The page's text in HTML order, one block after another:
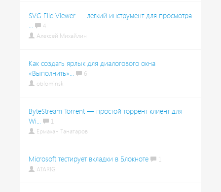
SVG File Viewer — лёгкий инструмент для просмотра
...
4
Алексей Михайлин
Как создать ярлык для диалогового окна
«Выполнить»...
6
oblominsk
ByteStream Torrent — простой торрент клиент для
Wi...
1
Ермахан Танатаров
Microsoft тестирует вкладки в Блокноте
1
ATARIG